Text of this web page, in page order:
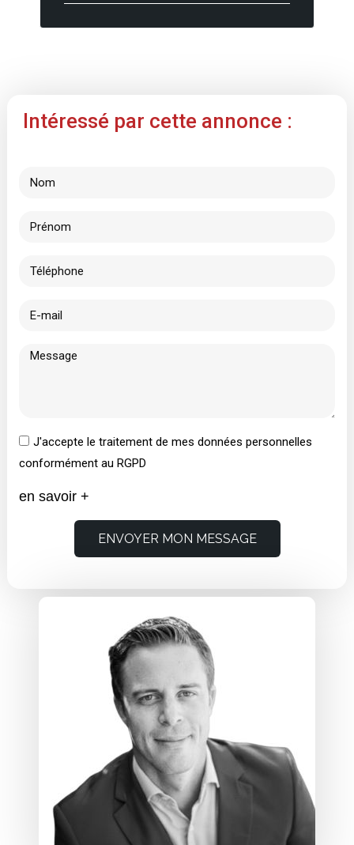
Intéressé par cette annonce :
J'accepte le traitement de mes données personnelles
conformément au RGPD
en savoir +
ENVOYER MON MESSAGE